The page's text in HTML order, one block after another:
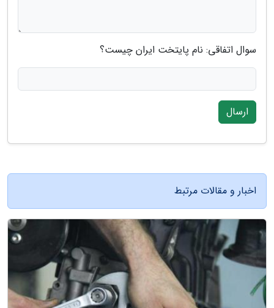
سوال اتفاقی: نام پایتخت ایران چیست؟
ارسال
اخبار و مقالات مرتبط